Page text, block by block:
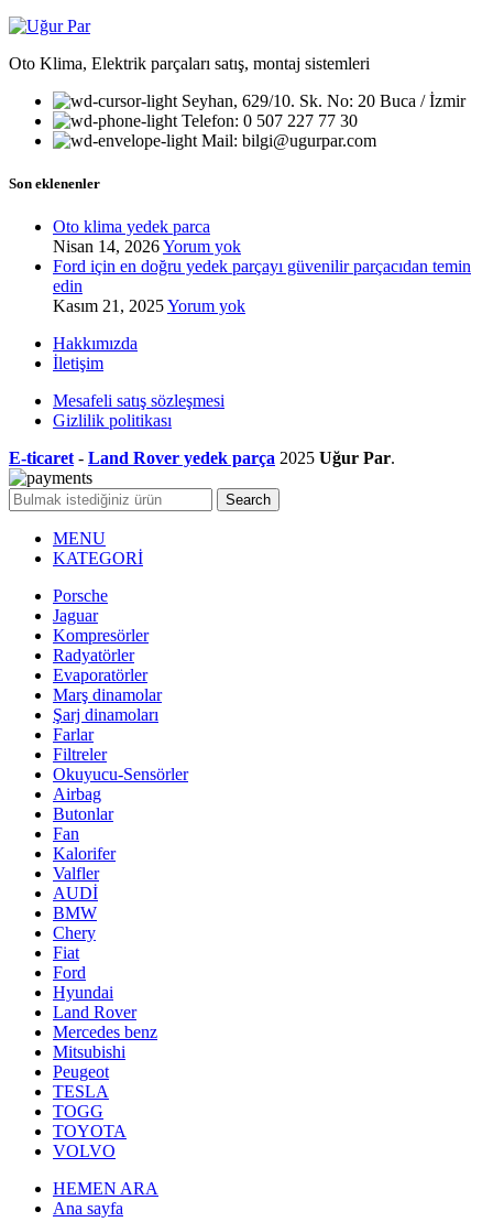
Oto Klima, Elektrik parçaları satış, montaj sistemleri
Seyhan, 629/10. Sk. No: 20 Buca / İzmir
Telefon: 0 507 227 77 30
Mail: bilgi@ugurpar.com
Son eklenenler
Oto klima yedek parca
Nisan 14, 2026Yorum yok
Ford için en doğru yedek parçayı güvenilir parçacıdan temin
edin
Kasım 21, 2025Yorum yok
Hakkımızda
İletişim
Mesafeli satış sözleşmesi
Gizlilik politikası
E-ticaret - Land Rover yedek parça 2025 Uğur Par.
Search
MENU
KATEGORİ
Porsche
Jaguar
Kompresörler
Radyatörler
Evaporatörler
Marş dinamolar
Şarj dinamoları
Farlar
Filtreler
Okuyucu-Sensörler
Airbag
Butonlar
Fan
Kalorifer
Valfler
AUDİ
BMW
Chery
Fiat
Ford
Hyundai
Land Rover
Mercedes benz
Mitsubishi
Peugeot
TESLA
TOGG
TOYOTA
VOLVO
HEMEN ARA
Ana sayfa